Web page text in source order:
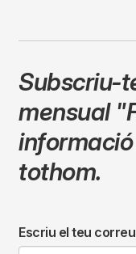
Subscriu-
mensual
tothom.
Escriu el teu